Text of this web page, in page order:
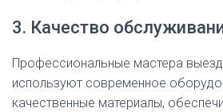
3. Качество
Профессиональные мастера
используют современное
качественные материалы,